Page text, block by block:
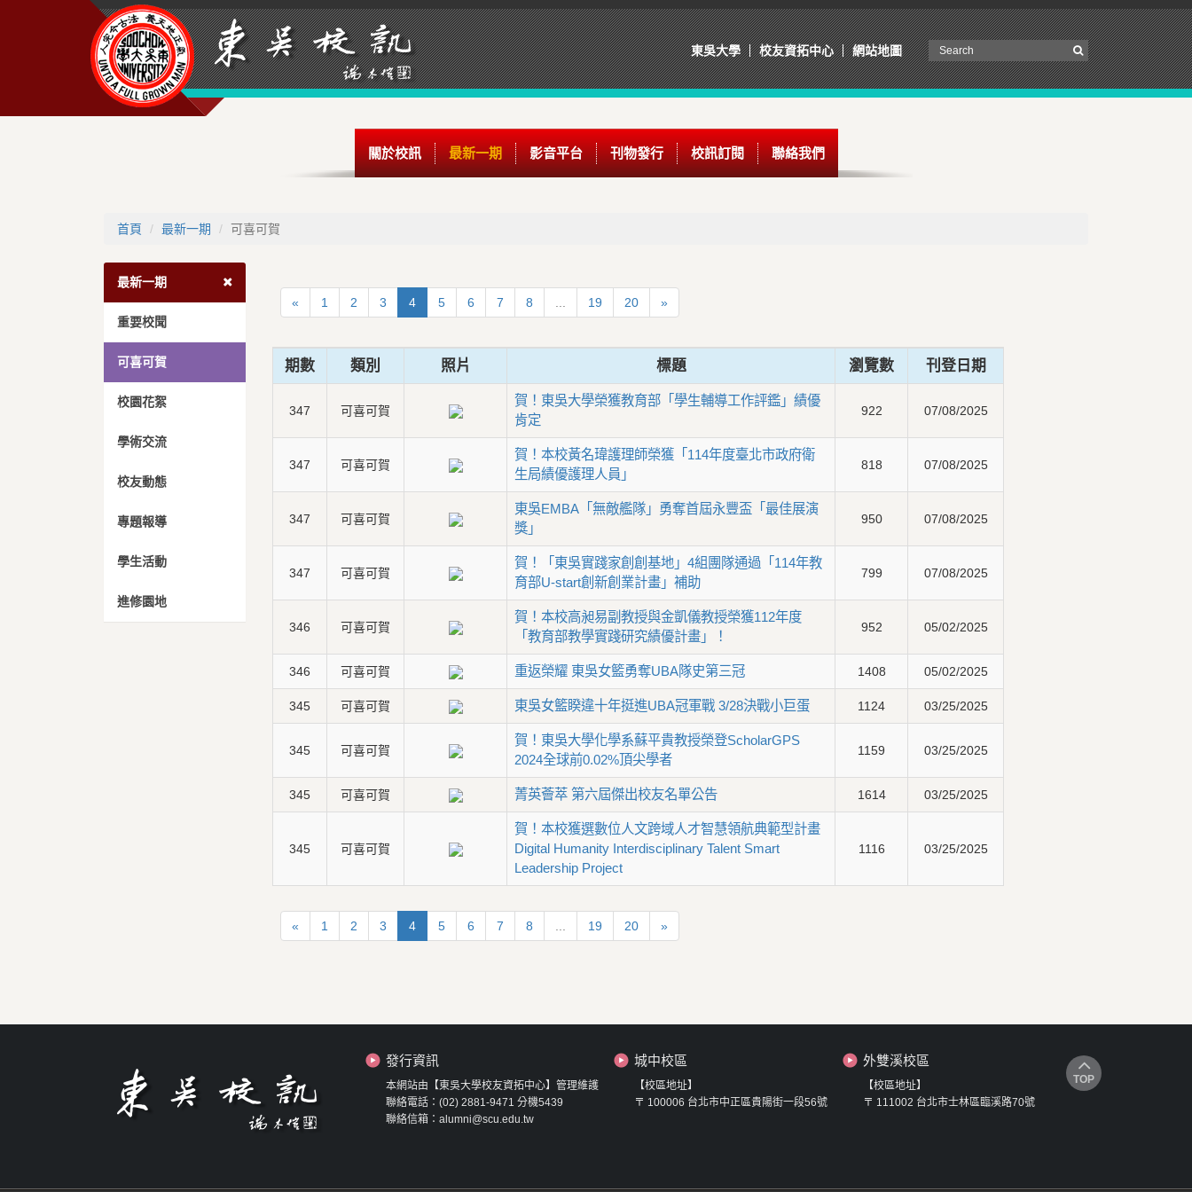
東吳大學 校友資拓中心 網站地圖
關於校訊 最新一期 影音平台 刊物發行 校訊訂閱 聯絡我們
首頁 最新一期 可喜可賀
最新一期
重要校聞
可喜可賀
校園花絮
學術交流
校友動態
專題報導
學生活動
進修園地
« 1 2 3 4 5 6 7 8 19 20 »
期數 類別 照片 標題 瀏覽數 刊登日期
347 可喜可賀
賀！東吳大學榮獲教育部「學生輔導工作評鑑」績優
肯定
922 07/08/2025
347 可喜可賀
賀！本校黃名瑋護理師榮獲「114年度臺北市政府衛
生局績優護理人員」
818 07/08/2025
347 可喜可賀
東吳EMBA「無敵艦隊」勇奪首屆永豐盃「最佳展演
獎」
950 07/08/2025
347 可喜可賀
賀！「東吳實踐家創創基地」4組團隊通過「114年教
育部U-start創新創業計畫」補助
799 07/08/2025
346 可喜可賀
賀！本校高昶易副教授與金凱儀教授榮獲112年度
「教育部教學實踐研究績優計畫」！
952 05/02/2025
346 可喜可賀 重返榮耀 東吳女籃勇奪UBA隊史第三冠 1408 05/02/2025
345 可喜可賀 東吳女籃睽違十年挺進UBA冠軍戰 3/28決戰小巨蛋 1124 03/25/2025
345 可喜可賀
賀！東吳大學化學系蘇平貴教授榮登ScholarGPS
2024全球前0.02%頂尖學者
1159 03/25/2025
345 可喜可賀 菁英薈萃 第六屆傑出校友名單公告 1614 03/25/2025
345 可喜可賀
賀！本校獲選數位人文跨域人才智慧領航典範型計畫
Digital Humanity Interdisciplinary Talent Smart
Leadership Project
1116 03/25/2025
« 1 2 3 4 5 6 7 8 19 20 »
發行資訊
本網站由【東吳大學校友資拓中心】管理維護
聯絡電話：(02) 2881-9471 分機5439
聯絡信箱：alumni@scu.edu.tw
城中校區
【校區地址】
〒 100006 台北市中正區貴陽街一段56號
外雙溪校區
【校區地址】
〒 111002 台北市士林區臨溪路70號
TOP